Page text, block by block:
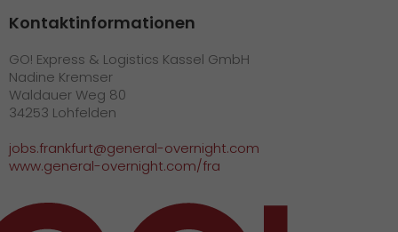
Kontaktinformationen
GO! Express & Logistics Kassel GmbH
Nadine Kremser
Waldauer Weg 80
34253 Lohfelden
jobs.frankfurt@general-overnight.com
www.general-overnight.com/fra